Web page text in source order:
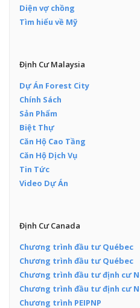
Diện vợ chồng
Tìm hiểu về Mỹ
Định Cư Malaysia
Dự Án Forest City
Chính Sách
Sản Phẩm
Biệt Thự
Căn Hộ Cao Tầng
Căn Hộ Dịch Vụ
Tin Tức
Video Dự Án
Định Cư Canada
Chương trình đầu tư Québec
Chương trình đầu tư Québec
Chương trình đầu tư định cư
Chương trình đầu tư định cư
Chương trình PEIPNP